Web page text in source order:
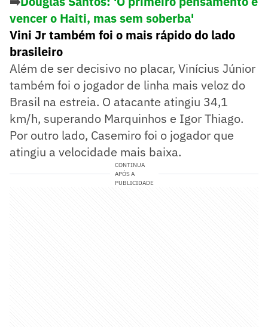
vencer o Haiti, mas sem soberba'
Vini Jr também foi o mais rápido do lado
brasileiro
Além de ser decisivo no placar, Vinícius Júnior
também foi o jogador de linha mais veloz do
Brasil na estreia. O atacante atingiu 34,1
km/h, superando Marquinhos e Igor Thiago.
Por outro lado, Casemiro foi o jogador que
atingiu a velocidade mais baixa.
CONTINUA
APÓS A
PUBLICIDADE